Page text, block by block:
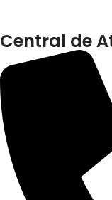
Central de